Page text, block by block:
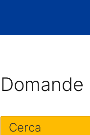
Cerca